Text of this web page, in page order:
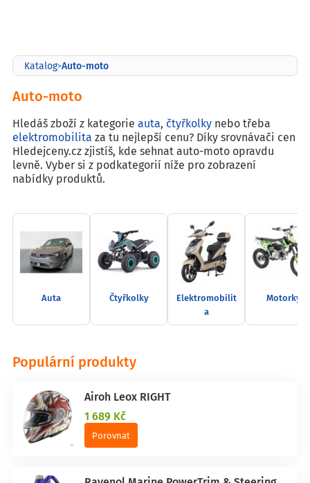
Katalog>Auto-moto
Auto-moto
Hledáš zboží z kategorie auta, čtyřkolky nebo třeba
elektromobilita za tu nejlepší cenu? Díky srovnávači cen
Hledejceny.cz zjistíš, kde sehnat auto-moto opravdu
levně. Vyber si z podkategorií níže pro zobrazení
nabídky produktů.
Auta Čtyřkolky
Elektromobilit
a
Motorky
Populární produkty
Airoh Leox RIGHT
1 689 Kč
Porovnat